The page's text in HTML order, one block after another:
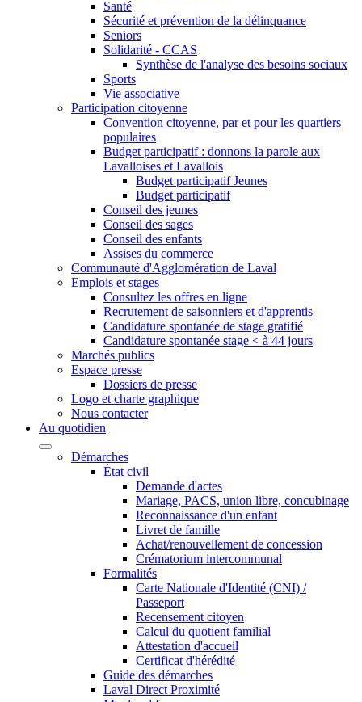
Santé
Sécurité et prévention de la délinquance
Seniors
Solidarité - CCAS
Synthèse de l'analyse des besoins sociaux
Sports
Vie associative
Participation citoyenne
Convention citoyenne, par et pour les quartiers
populaires
Budget participatif : donnons la parole aux
Lavalloises et Lavallois
Budget participatif Jeunes
Budget participatif
Conseil des jeunes
Conseil des sages
Conseil des enfants
Assises du commerce
Communauté d'Agglomération de Laval
Emplois et stages
Consultez les offres en ligne
Recrutement de saisonniers et d'apprentis
Candidature spontanée de stage gratifié
Candidature spontanée stage < à 44 jours
Marchés publics
Espace presse
Dossiers de presse
Logo et charte graphique
Nous contacter
Au quotidien
Démarches
État civil
Demande d'actes
Mariage, PACS, union libre, concubinage
Reconnaissance d'un enfant
Livret de famille
Achat/renouvellement de concession
Crématorium intercommunal
Formalités
Carte Nationale d'Identité (CNI) /
Passeport
Recensement citoyen
Calcul du quotient familial
Attestation d'accueil
Certificat d'hérédité
Guide des démarches
Laval Direct Proximité